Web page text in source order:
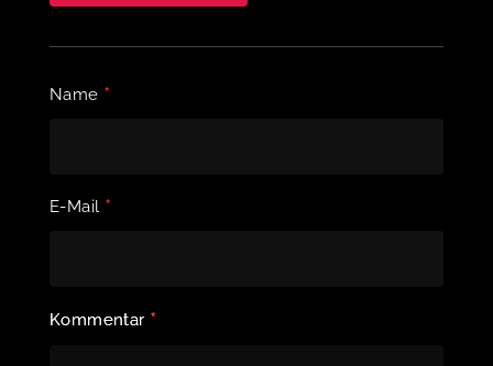
Name *
E-Mail *
Kommentar *